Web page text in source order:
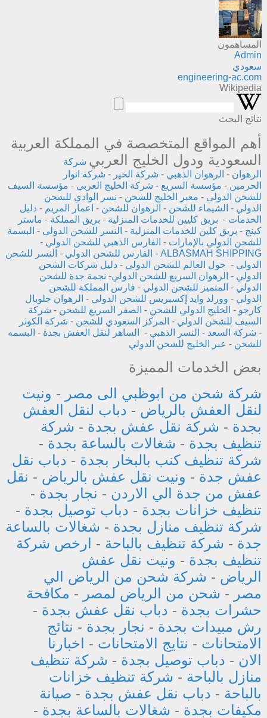
المساهمون
Admin
سعودي
engineering-ac.com
Wikipedia
نتائج البحث
أهم المواقع المتخصصة في المملكة العربية
السعودية ودول الخليج العربي شركة
الرهوان - الرهوان الذهبي - شركة الخير - شركة انوار
الحرمين - مؤسسة السريع - شركة الخليج العربي - مؤسسة السيف
للشحن الدولي - معبر الخليج للشحن - نسر الوادي للشحن
الدولي - الشيماء للشحن - الرهوان للشحن - اعمار المريم - دليل
الخدمات - بريق كليين للخدمات المنزلية - بريق المملكة - ماستر
كينج - بريق كلين للخدمات المنزلية - النسر للشحن الدولي - البسمة
للشحن الدولي بالإمارات - الفارس الذهبي للشحن الدولي -
ALBASMAH SHIPPING
- الفارس للشحن الدولي - النسر للشحن
الدولي - حول العالم للشحن الدولي - دليل شركات الشحن
الدولي - الرهوان السريع للشحن الدولي- نجمة جدة للشحن
الدولي - المتميز للشحن الدولي - فارس المملكة للشحن
الدولي - وورلد وايد إكسبريس للشحن الدولي - الرهوان جلوبال
كارجو - الخليج الدولي للشحن - الصقر السريع للشحن - شركة
السيف للشحن الدولي - المركز السعودي للشحن - شركة الكوثر
- شركة السعد - النسر الذهبي - الساهر لنقل العفش بجدة - البسمه
للشحن - عبر الخليج للشحن الدولي
بعض الخدمات المميزة
شركة شحن من ابوظبي الى مصر - ونيت
لنقل العفش بالرياض - دباب لنقل العفش
بجدة - شركة نقل عفش بجدة - شركة
تنظيف بجدة - شغالات بالساعة بجدة -
شركة تنظيف كنب بالبخار بجدة - دباب نقل
عفش جدة - ونيت نقل عفش بالرياض - نقل
عفش من جدة الي الاردن - نجار بجدة -
تنظيف خزانات بجدة - دباب توصيل بجدة -
شركة تنظيف منازل بجدة - شغالات بالساعة
جدة - شركة تنظيف بالباحة - ارخص شركة
تنظيف بجدة - ونيت نقل عفش
الرياض - شركة شحن من الرياض الي
مصر - شحن من الرياض لمصر - مكافحة
حشرات بجدة - دباب نقل عفش بجدة -
رش مبيدات بجدة - نجار بجدة - نتائج
الامتحانات - نتايج الامتحانات -
اخبارنا
الان - دباب توصيل بجدة - شركة تنظيف
منازل بالباحة - شركة تنظيف خزانات
بالباحة - دباب نقل عفش بجدة - صيانة
مكيفات بجدة - شغالات بالساعة بجدة -